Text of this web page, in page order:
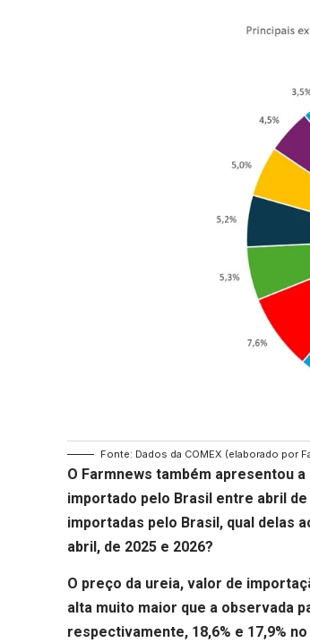
Fonte: Dados da COMEX (elaborado por
O Farmnews também apresentou
importado pelo Brasil entre abril
importadas pelo Brasil, qual delas
abril, de 2025 e 2026?
O preço da ureia, valor de
alta muito maior que a observada
respectivamente, 18,6% e 17,9%